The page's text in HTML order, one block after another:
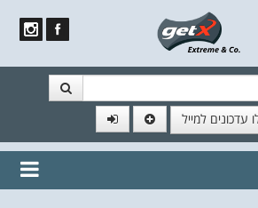
עדכונים למייל
תפוצה!
נשמח